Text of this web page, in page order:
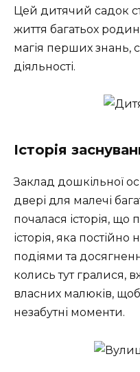
Цей дитячий садок
життя багатьох
магія перших знань,
діяльності.
Історія
Заклад дошкільної
двері для малечі
почалася історія,
історія, яка
подіями та
колись тут гралися,
власних малюків, щоб
незабутні моменти.